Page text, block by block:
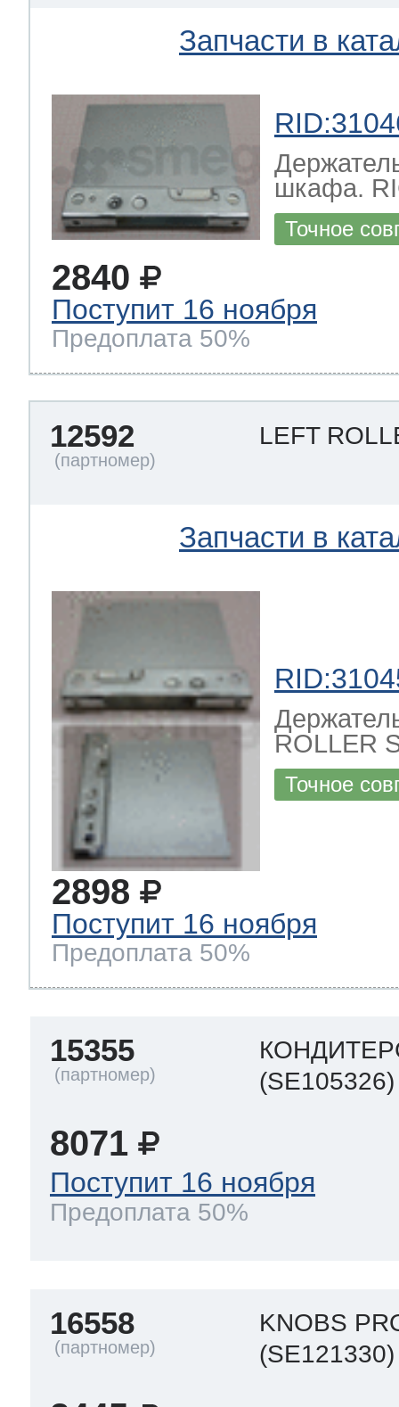
Запчасти в
шкафа.
Точное
2840
Поступит 16 ноября
Предоплата 50%
12592 LEFT
Запчасти в
ROLLER
Точное
2898
Поступит 16 ноября
Предоплата 50%
15355
(SE105326)
8071
Поступит 16 ноября
Предоплата 50%
16558
KNOBS
(SE121330)